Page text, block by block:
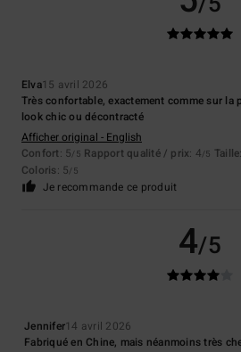
Elva15 avril 2026
Très confortable, exactement comme sur
look chic ou décontracté
Afficher original - English
Confort: 5/5 Rapport qualité / prix: 4/5 Taille
Coloris: 5/5
Je recommande ce produit
4/5
Jennifer14 avril 2026
Fabriqué en Chine, mais néanmoins très